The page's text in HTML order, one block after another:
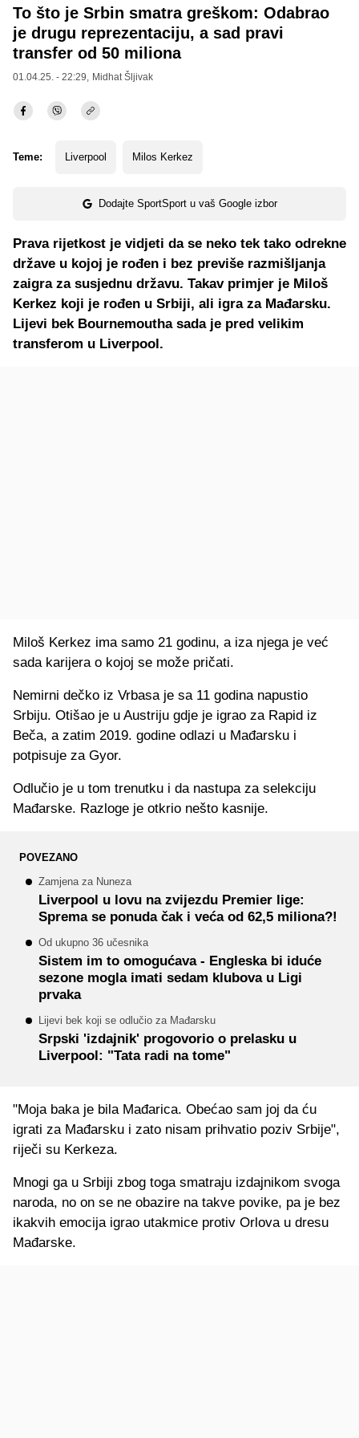
To što je Srbin smatra greškom: Odabrao
je drugu reprezentaciju, a sad pravi
transfer od 50 miliona
01.04.25. - 22:29, Midhat Šljivak
Teme: Liverpool Milos Kerkez
Dodajte SportSport u vaš Google izbor
Prava rijetkost je vidjeti da se neko tek tako odrekne
države u kojoj je rođen i bez previše razmišljanja
zaigra za susjednu državu. Takav primjer je Miloš
Kerkez koji je rođen u Srbiji, ali igra za Mađarsku.
Lijevi bek Bournemoutha sada je pred velikim
transferom u Liverpool.
Miloš Kerkez ima samo 21 godinu, a iza njega je već
sada karijera o kojoj se može pričati.
Nemirni dečko iz Vrbasa je sa 11 godina napustio
Srbiju. Otišao je u Austriju gdje je igrao za Rapid iz
Beča, a zatim 2019. godine odlazi u Mađarsku i
potpisuje za Gyor.
Odlučio je u tom trenutku i da nastupa za selekciju
Mađarske. Razloge je otkrio nešto kasnije.
POVEZANO
Zamjena za Nuneza
Liverpool u lovu na zvijezdu Premier lige:
Sprema se ponuda čak i veća od 62,5 miliona?!
Od ukupno 36 učesnika
Sistem im to omogućava - Engleska bi iduće
sezone mogla imati sedam klubova u Ligi
prvaka
Lijevi bek koji se odlučio za Mađarsku
Srpski 'izdajnik' progovorio o prelasku u
Liverpool: "Tata radi na tome"
"Moja baka je bila Mađarica. Obećao sam joj da ću
igrati za Mađarsku i zato nisam prihvatio poziv Srbije",
riječi su Kerkeza.
Mnogi ga u Srbiji zbog toga smatraju izdajnikom svoga
naroda, no on se ne obazire na takve povike, pa je bez
ikakvih emocija igrao utakmice protiv Orlova u dresu
Mađarske.